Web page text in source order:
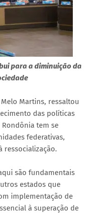
para a diminuição da
Melo Martins, ressaltou
das políticas
tem se
federativas,
ressocialização.
são fundamentais
estados que
implementação de
à superação de